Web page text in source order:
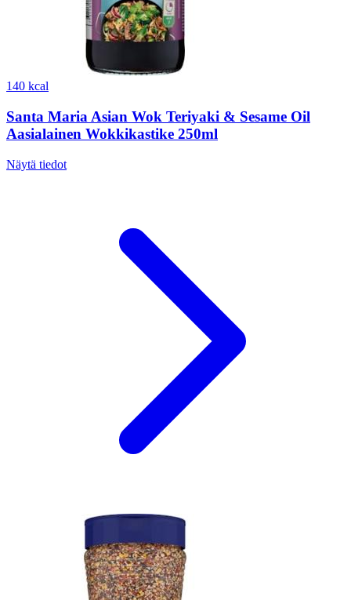
140 kcal
Santa Maria Asian Wok Teriyaki & Sesame Oil
Aasialainen Wokkikastike 250ml
Näytä tiedot